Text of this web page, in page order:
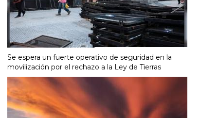
Se espera un fuerte operativo de seguridad en la
movilización por el rechazo a la Ley de Tierras